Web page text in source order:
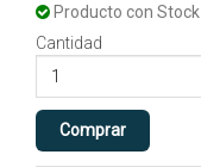
Producto con Stock
Cantidad